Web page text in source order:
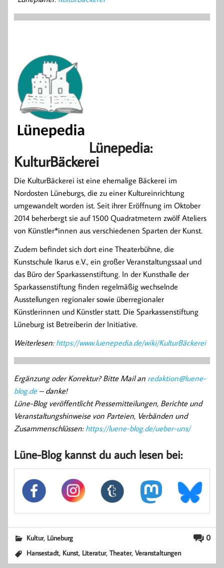
Lünepedia:
KulturBäckerei
Die KulturBäckerei ist eine ehemalige Bäckerei im
Nordosten Lüneburgs, die zu einer Kultureinrichtung
umgewandelt worden ist. Seit ihrer Eröffnung im Oktober
2014 beherbergt sie auf 1500 Quadratmetern zwölf Ateliers
von Künstler*innen aus verschiedenen Sparten der Kunst.
Zudem befindet sich dort eine Theaterbühne, die
Kunstschule Ikarus e.V., ein großer Veranstaltungssaal und
das Büro der Sparkassenstiftung. In der Kunsthalle der
Sparkassenstiftung finden regelmäßig wechselnde
Ausstellungen regionaler sowie überregionaler
Künstlerinnen und Künstler statt. Die Sparkassenstiftung
Lüneburg ist Betreiberin der Initiative.
Weiterlesen: https://www.luenepedia.de/wiki/KulturBäckerei
Ergänzung oder Korrektur? Bitte Mail an redaktion@luene-
blog.de– danke!
Lüne-Blog veröffentlicht Pressemitteilungen, Berichte und
Veranstaltungshinweise von Parteien, Verbänden und
Zusammenschlüssen: https://luene-blog.de/ueber-uns/
Lüne-Blog kannst du auch lesen bei:
0
Kultur, Lüneburg
Hansestadt, Kunst, Literatur,Theater,Veranstaltungen